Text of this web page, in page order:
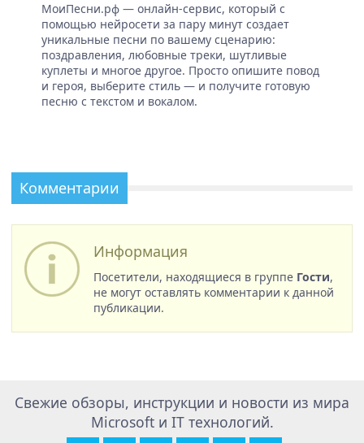
МоиПесни.рф — онлайн-сервис, который с
помощью нейросети за пару минут создает
уникальные песни по вашему сценарию:
поздравления, любовные треки, шутливые
куплеты и многое другое. Просто опишите повод
и героя, выберите стиль — и получите готовую
песню с текстом и вокалом.
Комментарии
Информация
Посетители, находящиеся в группе Гости,
не могут оставлять комментарии к данной
публикации.
Свежие обзоры, инструкции и новости из мира
Microsoft и IT технологий.